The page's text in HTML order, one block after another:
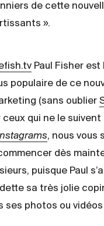
de cette
».
Paul Fisher est
populaire de ce
(sans oublier
ceux qui ne le
, nous vous
dès
puisque Paul
sa très jolie
ses photos ou